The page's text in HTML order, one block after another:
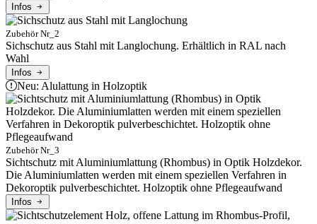
Infos
Zubehör Nr_2
Sichschutz aus Stahl mit Langlochung. Erhältlich in RAL nach
Wahl
Infos
Neu: Alulattung in Holzoptik
Zubehör Nr_3
Sichtschutz mit Aluminiumlattung (Rhombus) in Optik Holzdekor.
Die Aluminiumlatten werden mit einem speziellen Verfahren in
Dekoroptik pulverbeschichtet. Holzoptik ohne Pflegeaufwand
Infos